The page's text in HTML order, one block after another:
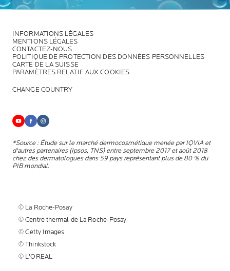
INFORMATIONS LÉGALES
MENTIONS LÉGALES
CONTACTEZ-NOUS
POLITIQUE DE PROTECTION DES DONNÉES PERSONNELLES
CARTE DE LA SUISSE
PARAMÈTRES RELATIF AUX COOKIES
CHANGE COUNTRY
*Source : Étude sur le marché dermocosmétique menée par IQVIA et
d'autres partenaires (Ipsos, TNS) entre septembre 2017 et août 2018
chez des dermatologues dans 59 pays représentant plus de 80 % du
PIB mondial.
© La Roche-Posay
© Centre thermal de La Roche-Posay
© Getty Images
© Thinkstock
© L'OREAL